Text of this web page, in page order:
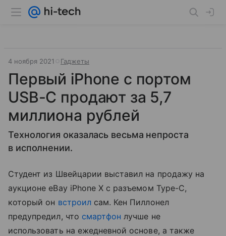
4 ноября 2021 Гаджеты
Первый iPhone c портом
USB-C продают за 5,7
миллиона рублей
Технология оказалась весьма непроста
в исполнении.
Студент из Швейцарии выставил на продажу на
аукционе eBay iPhone X c разъемом Type-C,
который он встроилсам. Кен Пиллонел
предупредил, что смартфон лучше не
использовать на ежедневной основе, а также